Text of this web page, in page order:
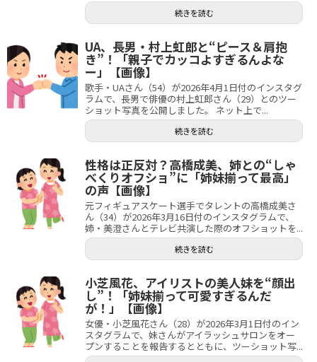
続きを読む
UA、長男・村上虹郎と“ピース＆肩抱
き”！「親子でカッコよすぎるんよな
ー」【画像】
歌手・UAさん（54）が2026年4月1日付のインスタグ
ラムで、長男で俳優の村上虹郎さん（29）とのツー
ショット写真を公開しました。 ネット上で...
続きを読む
性格は正反対？高橋成美、姉との“しゃ
べくりオフショ”に「姉妹揃って最高」
の声【画像】
元フィギュアスケート選手でタレントの高橋成美さ
ん（34）が2026年3月16日付のインスタグラムで、
姉・美澄さんとテレビ共演した際のオフショットを...
続きを読む
小芝風花、アイリストの美人妹を“顔出
し”！「姉妹揃って可愛すぎるんだ
が！」【画像】
女優・小芝風花さん（28）が2026年3月1日付のイン
スタグラムで、妹さんがアイラッシュサロンをオー
プンすることを報告するとともに、ツーショット写...